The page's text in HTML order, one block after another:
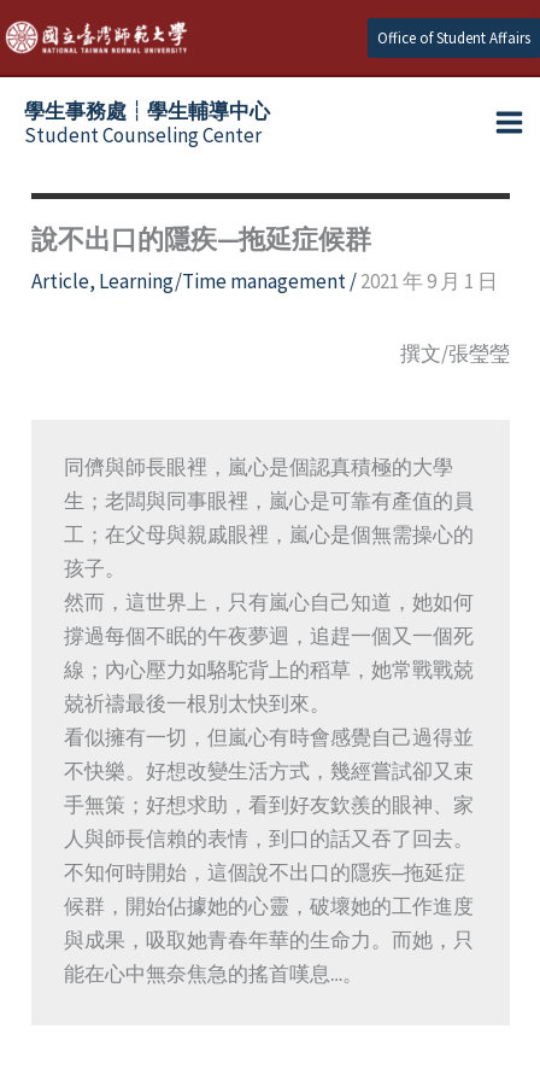
Skip
to
content
Office of Student Affairs
學生事務處┆學生輔導中心
Student Counseling Center
說不出口的隱疾—拖延症候群
Article, Learning/Time management/2021 年 9 月 1 日
撰文/張瑩瑩
同儕與師長眼裡，嵐心是個認真積極的大學
生；老闆與同事眼裡，嵐心是可靠有產值的員
工；在父母與親戚眼裡，嵐心是個無需操心的
孩子。
然而，這世界上，只有嵐心自己知道，她如何
撐過每個不眠的午夜夢迴，追趕一個又一個死
線；內心壓力如駱駝背上的稻草，她常戰戰兢
兢祈禱最後一根別太快到來。
看似擁有一切，但嵐心有時會感覺自己過得並
不快樂。好想改變生活方式，幾經嘗試卻又束
手無策；好想求助，看到好友欽羨的眼神、家
人與師長信賴的表情，到口的話又吞了回去。
不知何時開始，這個說不出口的隱疾—拖延症
候群，開始佔據她的心靈，破壞她的工作進度
與成果，吸取她青春年華的生命力。而她，只
能在心中無奈焦急的搖首嘆息…。